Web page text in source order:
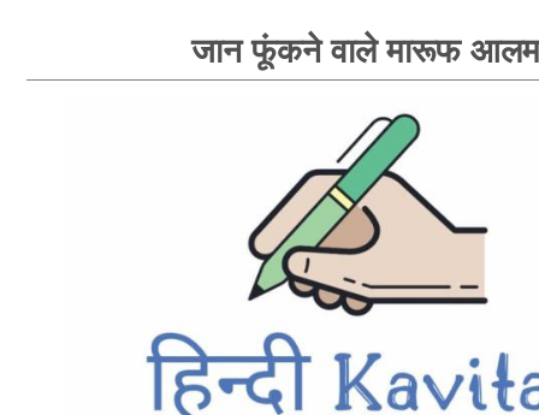
जान फूंकने वाले मारूफ आलम